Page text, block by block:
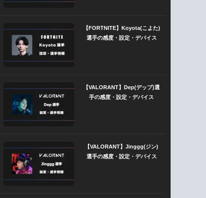
【FORTNITE】Koyota(こよた)
選手の感度・設定・デバイス
【VALORANT】Dep(デップ)選
手の感度・設定・デバイス
【VALORANT】Jinggg(ジン)
選手の感度・設定・デバイス